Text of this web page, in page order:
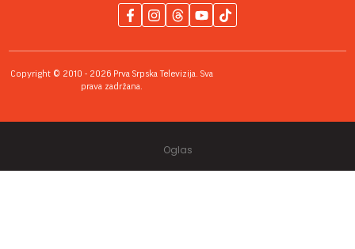
Copyright © 2010 - 2026 Prva Srpska Televizija. Sva
prava zadržana.